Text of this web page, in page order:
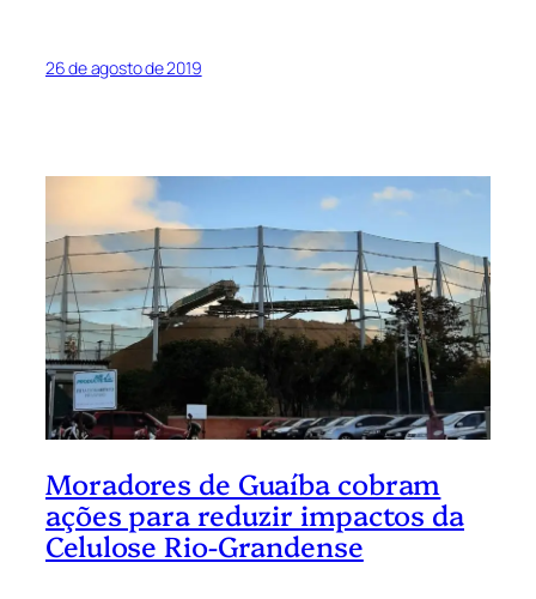
26 de agosto de 2019
Moradores de Guaíba cobram
ações para reduzir impactos da
Celulose Rio-Grandense